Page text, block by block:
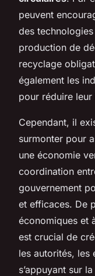
peuvent
des
production de
recyclage
également les
pour réduire
Cependant, il
surmonter pour
une économie
coordination
gouvernement
et efficaces. De
économiques et
est crucial de
les autorités, les
s’appuyant sur